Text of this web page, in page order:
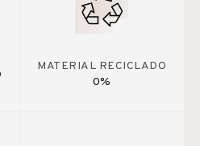
MATERIAL RECICLADO
0%